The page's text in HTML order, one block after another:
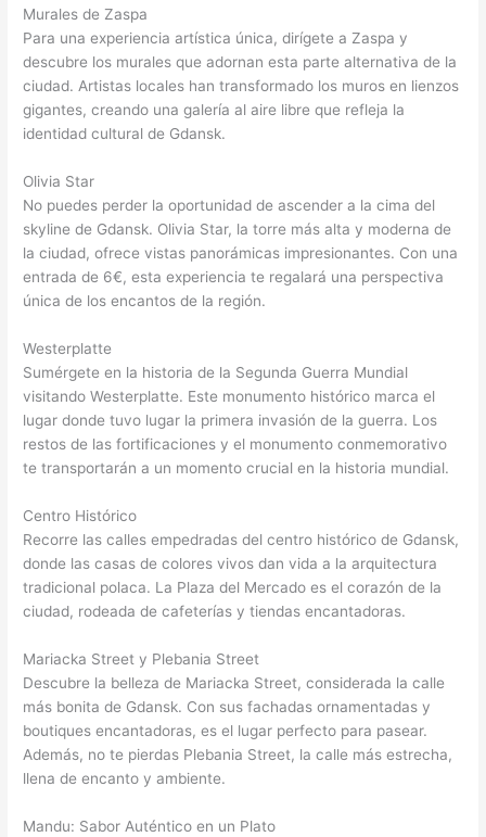
Murales de Zaspa
Para una experiencia artística única, dirígete a Zaspa y
descubre los murales que adornan esta parte alternativa de la
ciudad. Artistas locales han transformado los muros en lienzos
gigantes, creando una galería al aire libre que refleja la
identidad cultural de Gdansk.
Olivia Star
No puedes perder la oportunidad de ascender a la cima del
skyline de Gdansk. Olivia Star, la torre más alta y moderna de
la ciudad, ofrece vistas panorámicas impresionantes. Con una
entrada de 6€, esta experiencia te regalará una perspectiva
única de los encantos de la región.
Westerplatte
Sumérgete en la historia de la Segunda Guerra Mundial
visitando Westerplatte. Este monumento histórico marca el
lugar donde tuvo lugar la primera invasión de la guerra. Los
restos de las fortificaciones y el monumento conmemorativo
te transportarán a un momento crucial en la historia mundial.
Centro Histórico
Recorre las calles empedradas del centro histórico de Gdansk,
donde las casas de colores vivos dan vida a la arquitectura
tradicional polaca. La Plaza del Mercado es el corazón de la
ciudad, rodeada de cafeterías y tiendas encantadoras.
Mariacka Street y Plebania Street
Descubre la belleza de Mariacka Street, considerada la calle
más bonita de Gdansk. Con sus fachadas ornamentadas y
boutiques encantadoras, es el lugar perfecto para pasear.
Además, no te pierdas Plebania Street, la calle más estrecha,
llena de encanto y ambiente.
Mandu: Sabor Auténtico en un Plato